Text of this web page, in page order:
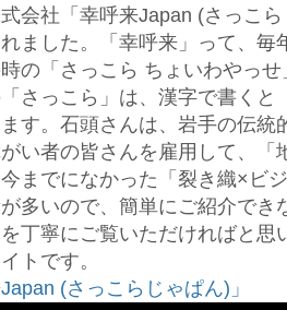
会社「幸呼来Japan (さっこ
ました。「幸呼来」って、毎
時の「さっこら ちょいわやっ
さっこら」は、漢字で書くと
す。石頭さんは、岩手の伝統
い者の皆さんを雇用して、「
までになかった「裂き織×ビ
多いので、簡単にご紹介でき
丁寧にご覧いただければと思
トです。
(さっこらじゃぱん)」